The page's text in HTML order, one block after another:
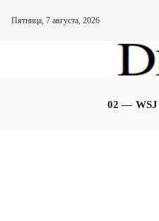
Пятница, 7 августа, 2026
02 —